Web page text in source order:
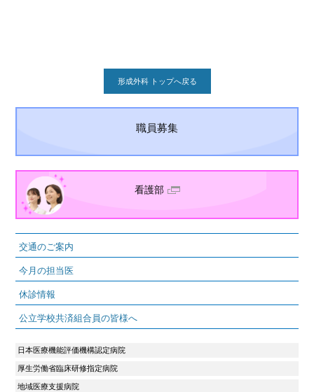
形成外科 トップへ戻る
職員募集
看護部
交通のご案内
今月の担当医
休診情報
公立学校共済組合員の皆様へ
日本医療機能評価機構認定病院
厚生労働省臨床研修指定病院
地域医療支援病院